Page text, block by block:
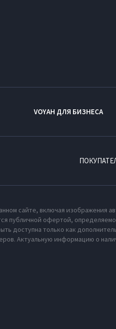
VOYAH ДЛЯ БИЗНЕСА
сайте, включая изображения
публичной офертой,
доступна только как
Актуальную информацию о